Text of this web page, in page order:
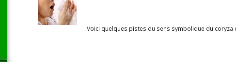
Voici quelques pistes du sens symbolique du coryza